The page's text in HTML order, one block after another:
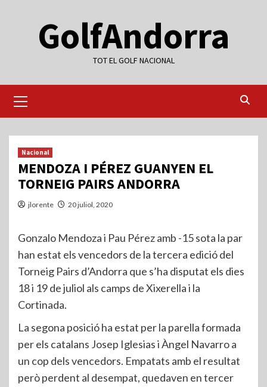
GolfAndorra
TOT EL GOLF NACIONAL
Menu
Nacional
MENDOZA I PÉREZ GUANYEN EL
TORNEIG PAIRS ANDORRA
jlorente 20 juliol, 2020
Gonzalo Mendoza i Pau Pérez amb -15 sota la par
han estat els vencedors de la tercera edició del
Torneig Pairs d’Andorra que s’ha disputat els dies
18 i 19 de juliol als camps de Xixerella i la
Cortinada.
La segona posició ha estat per la parella formada
per els catalans Josep Iglesias i Àngel Navarro a
un cop dels vencedors. Empatats amb el resultat
però perdent al desempat, quedaven en tercer